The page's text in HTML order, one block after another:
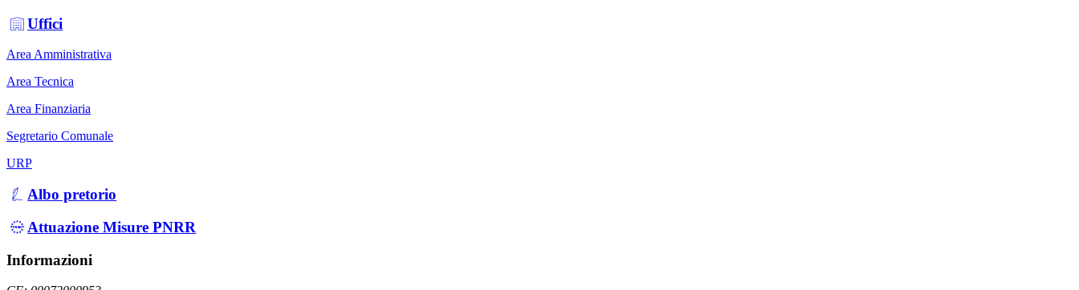
Uffici
Area Amministrativa
Area Tecnica
Area Finanziaria
Segretario Comunale
URP
Albo pretorio
Attuazione Misure PNRR
Informazioni